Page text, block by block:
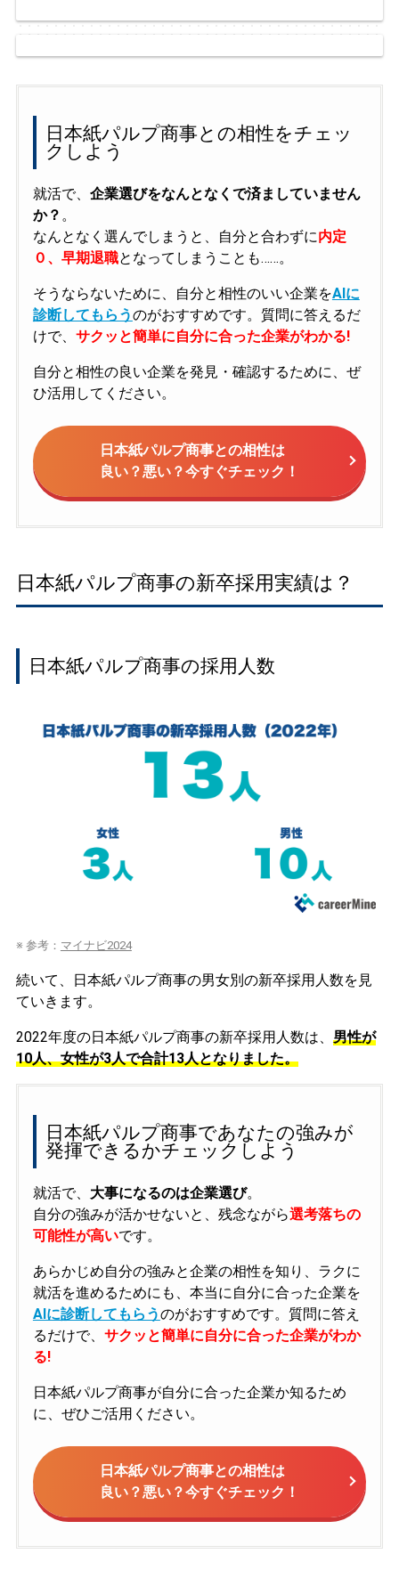
日本紙パルプ商事との相性をチェッ
クしよう
就活で、 企業選びをなんとなくで済ましていません
か？ 。
なんとなく選んでしまうと、自分と合わずに内定
０、早期退職となってしまうことも……。
そうならないために、自分と相性のいい企業をAIに
診断してもらうのがおすすめです。質問に答えるだ
けで、 サクッと簡単に自分に合った企業がわかる!
自分と相性の良い企業を発見・確認するために、ぜ
ひ活用してください。
日本紙パルプ商事との相性は
良い？悪い？今すぐチェック！
日本紙パルプ商事の新卒採用実績は？
日本紙パルプ商事の採用人数
※ 参考： マイナビ2024
続いて、日本紙パルプ商事の男女別の新卒採用人数を見
ていきます。
2022年度の日本紙パルプ商事の新卒採用人数は、 男性が
10人、女性が3人で合計13人となりました。
日本紙パルプ商事であなたの強みが
発揮できるかチェックしよう
就活で、 大事になるのは企業選び。
自分の強みが活かせないと、残念ながら選考落ちの
可能性が高いです。
あらかじめ自分の強みと企業の相性を知り、ラクに
就活を進めるためにも、本当に自分に合った企業を
AIに診断してもらうのがおすすめです。質問に答え
るだけで、 サクッと簡単に自分に合った企業がわか
る!
日本紙パルプ商事が自分に合った企業か知るため
に、ぜひご活用ください。
日本紙パルプ商事との相性は
良い？悪い？今すぐチェック！